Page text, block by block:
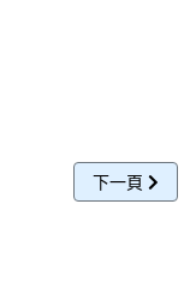
張誌家驚傳心梗猝逝
下一篇文章:
下一頁